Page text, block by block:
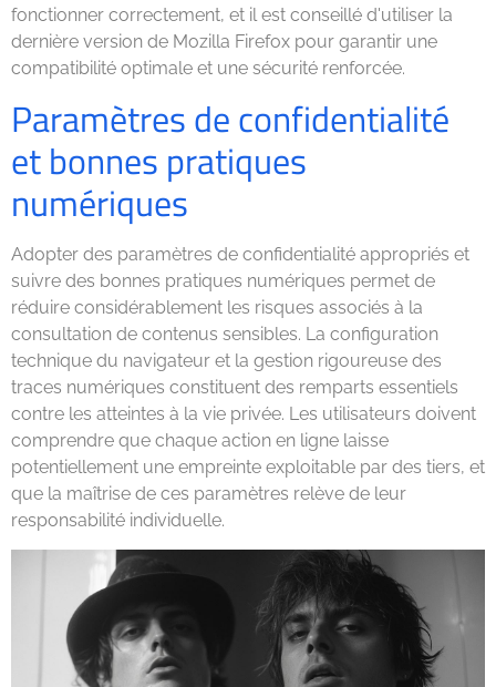
fonctionner correctement, et il est conseillé d'utiliser la
dernière version de Mozilla Firefox pour garantir une
compatibilité optimale et une sécurité renforcée.
Paramètres de confidentialité
et bonnes pratiques
numériques
Adopter des paramètres de confidentialité appropriés et
suivre des bonnes pratiques numériques permet de
réduire considérablement les risques associés à la
consultation de contenus sensibles. La configuration
technique du navigateur et la gestion rigoureuse des
traces numériques constituent des remparts essentiels
contre les atteintes à la vie privée. Les utilisateurs doivent
comprendre que chaque action en ligne laisse
potentiellement une empreinte exploitable par des tiers, et
que la maîtrise de ces paramètres relève de leur
responsabilité individuelle.